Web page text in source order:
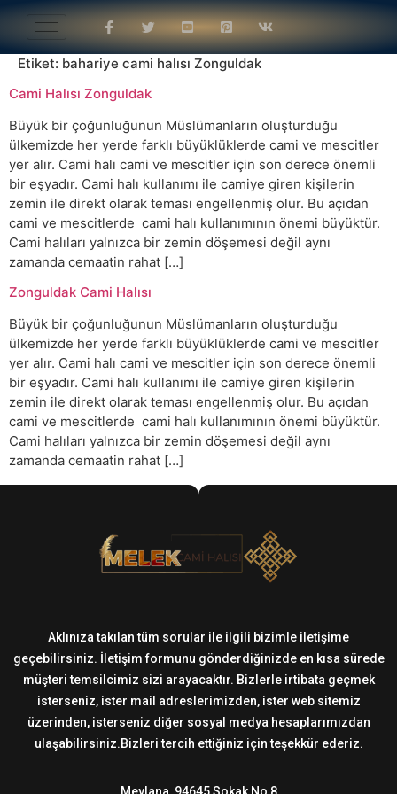
Etiket: bahariye cami halısı Zonguldak
Cami Halısı Zonguldak
Büyük bir çoğunluğunun Müslümanların oluşturduğu
ülkemizde her yerde farklı büyüklüklerde cami ve mescitler
yer alır. Cami halı cami ve mescitler için son derece önemli
bir eşyadır. Cami halı kullanımı ile camiye giren kişilerin
zemin ile direkt olarak teması engellenmiş olur. Bu açıdan
cami ve mescitlerde cami halı kullanımının önemi büyüktür.
Cami halıları yalnızca bir zemin döşemesi değil aynı
zamanda cemaatin rahat […]
Zonguldak Cami Halısı
Büyük bir çoğunluğunun Müslümanların oluşturduğu
ülkemizde her yerde farklı büyüklüklerde cami ve mescitler
yer alır. Cami halı cami ve mescitler için son derece önemli
bir eşyadır. Cami halı kullanımı ile camiye giren kişilerin
zemin ile direkt olarak teması engellenmiş olur. Bu açıdan
cami ve mescitlerde cami halı kullanımının önemi büyüktür.
Cami halıları yalnızca bir zemin döşemesi değil aynı
zamanda cemaatin rahat […]
Aklınıza takılan tüm sorular ile ilgili bizimle iletişime
geçebilirsiniz. İletişim formunu gönderdiğinizde en kısa sürede
müşteri temsilcimiz sizi arayacaktır. Bizlerle irtibata geçmek
isterseniz, ister mail adreslerimizden, ister web sitemiz
üzerinden, isterseniz diğer sosyal medya hesaplarımızdan
ulaşabilirsiniz.Bizleri tercih ettiğiniz için teşekkür ederiz.